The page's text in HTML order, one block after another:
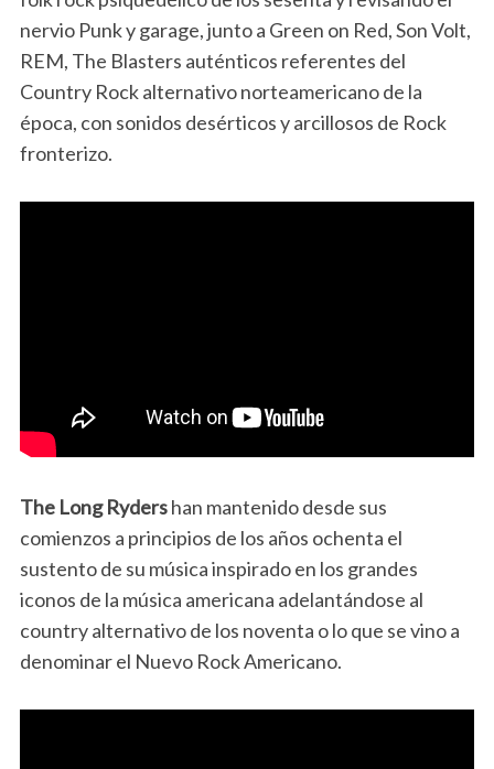
nervio Punk y garage, junto a Green on Red, Son Volt,
REM, The Blasters auténticos referentes del
Country Rock alternativo norteamericano de la
época, con sonidos desérticos y arcillosos de Rock
fronterizo.
The Long Rydershan mantenido desde sus
comienzos a principios de los años ochenta el
sustento de su música inspirado en los grandes
iconos de la música americana adelantándose al
country alternativo de los noventa o lo que se vino a
denominar el Nuevo Rock Americano.